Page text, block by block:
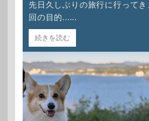
先日久しぶりの旅行に行ってき
回の目的......
続きを読む